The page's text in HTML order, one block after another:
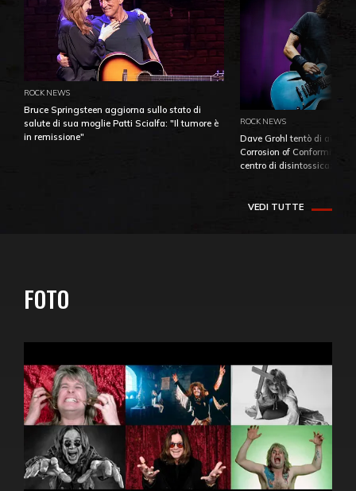
ROCK NEWS
Bruce Springsteen aggiorna sullo stato di
salute di sua moglie Patti Scialfa: "Il tumore è
in remissione"
ROCK NEWS
Dave Grohl tentò di
Corrosion of Conformity
centro di
VEDI TUTTE
FOTO